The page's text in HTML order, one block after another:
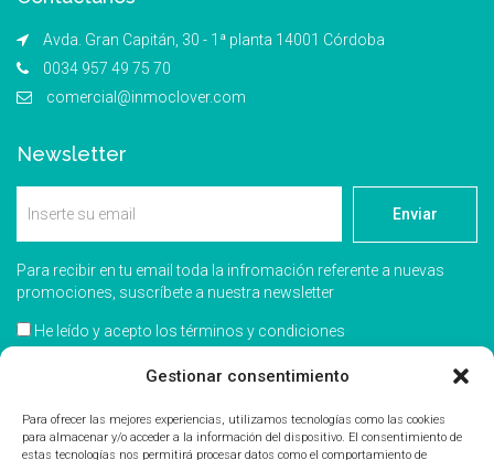
Gestionar consentimiento
Para ofrecer las mejores experiencias, utilizamos tecnologías como las cookies
para almacenar y/o acceder a la información del dispositivo. El consentimiento de
estas tecnologías nos permitirá procesar datos como el comportamiento de
Avda. Gran Capitán, 30 - 1ª planta 14001 Córdoba
0034 957 49 75 70
comercial@inmoclover.com
Newsletter
Enviar
Para recibir en tu email toda la infromación referente a nuevas
promociones, suscríbete a nuestra newsletter
He leído y acepto los términos y condiciones
Acepto recibir información comercial